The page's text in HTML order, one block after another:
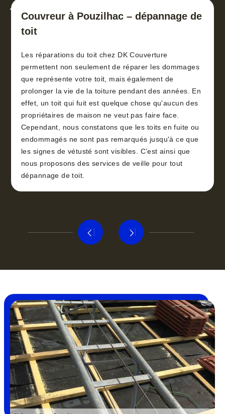
toiture 30
Couvreur à Pouzilhac – dépannage de
toit
Les réparations du toit chez DK Couverture
permettent non seulement de réparer les dommages
que représente votre toit, mais également de
prolonger la vie de la toiture pendant des années. En
effet, un toit qui fuit est quelque chose qu'aucun des
propriétaires de maison ne veut pas faire face.
Cependant, nous constatons que les toits en fuite ou
endommagés ne sont pas remarqués jusqu'à ce que
les signes de vétusté sont visibles. C’est ainsi que
nous proposons des services de veille pour tout
dépannage de toit.